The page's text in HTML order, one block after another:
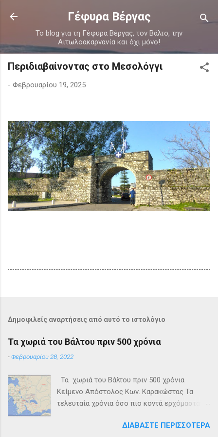
Μετάβαση στο κύριο περιεχόμενο
Γέφυρα Βέργας
Το blog για τη Γέφυρα Βέργας, τον Βάλτο, την
Αιτωλοακαρνανία και όχι μόνο!
Περιδιαβαίνοντας στο Μεσολόγγι
- Φεβρουαρίου 19, 2025
Δημοφιλείς αναρτήσεις από αυτό το ιστολόγιο
Τα χωριά του Βάλτου πριν 500 χρόνια
-Φεβρουαρίου 28, 2022
Τα χωριά του Βάλτου πριν 500 χρόνια
Κείμενο Απόστολος Κων. Καρακώστας Τα
τελευταία χρόνια όσο πιο κοντά ερχόμασταν
1821 και την δημιουργία του Ελληνικού
ΔΙΑΒΆΣΤΕ ΠΕΡΙΣΣΌΤΕΡΑ